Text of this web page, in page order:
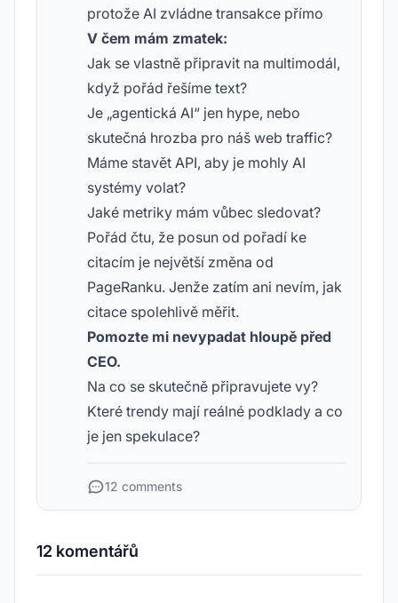
protože AI zvládne transakce přímo
V čem mám zmatek:
Jak se vlastně připravit na multimodál,
když pořád řešíme text?
Je „agentická AI“ jen hype, nebo
skutečná hrozba pro náš web traffic?
Máme stavět API, aby je mohly AI
systémy volat?
Jaké metriky mám vůbec sledovat?
Pořád čtu, že posun od pořadí ke
citacím je největší změna od
PageRanku. Jenže zatím ani nevím, jak
citace spolehlivě měřit.
Pomozte mi nevypadat hloupě před
CEO.
Na co se skutečně připravujete vy?
Které trendy mají reálné podklady a co
je jen spekulace?
12 comments
12 komentářů